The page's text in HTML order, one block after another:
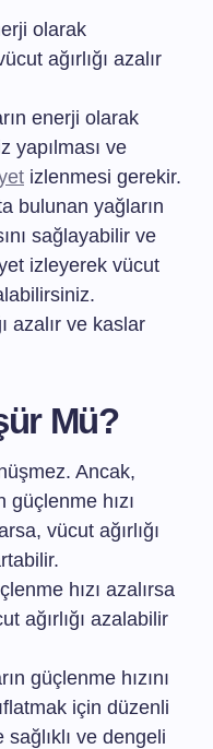
olarak
ağırlığı azalır
enerji olarak
yapılması ve
izlenmesi gerekir.
bulunan yağların
sağlayabilir ve
izleyerek vücut
azalır ve kaslar
Mü?
Ancak,
güçlenme hızı
vücut ağırlığı
hızı azalırsa
ağırlığı azalabilir
güçlenme hızını
için düzenli
sağlıklı ve dengeli